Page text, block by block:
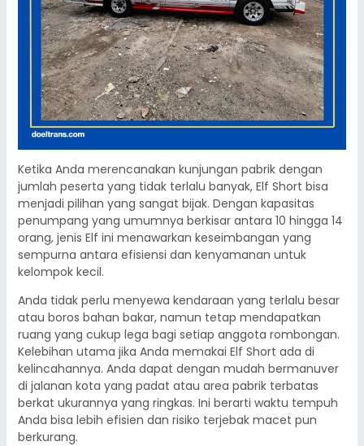
Ketika Anda merencanakan kunjungan pabrik dengan
jumlah peserta yang tidak terlalu banyak, Elf Short bisa
menjadi pilihan yang sangat bijak. Dengan kapasitas
penumpang yang umumnya berkisar antara 10 hingga 14
orang, jenis Elf ini menawarkan keseimbangan yang
sempurna antara efisiensi dan kenyamanan untuk
kelompok kecil.
Anda tidak perlu menyewa kendaraan yang terlalu besar
atau boros bahan bakar, namun tetap mendapatkan
ruang yang cukup lega bagi setiap anggota rombongan.
Kelebihan utama jika Anda memakai Elf Short ada di
kelincahannya. Anda dapat dengan mudah bermanuver
di jalanan kota yang padat atau area pabrik terbatas
berkat ukurannya yang ringkas. Ini berarti waktu tempuh
Anda bisa lebih efisien dan risiko terjebak macet pun
berkurang.